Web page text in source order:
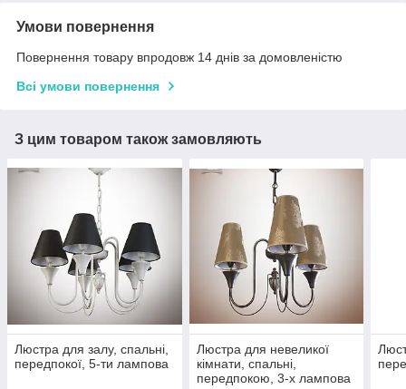
Умови повернення
Повернення товару впродовж 14 днів за домовленістю
Всі умови повернення
З цим товаром також замовляють
Люстра для залу, спальні,
передпокої, 5-ти лампова
Люстра для невеликої
кімнати, спальні,
передпокою, 3-х лампова